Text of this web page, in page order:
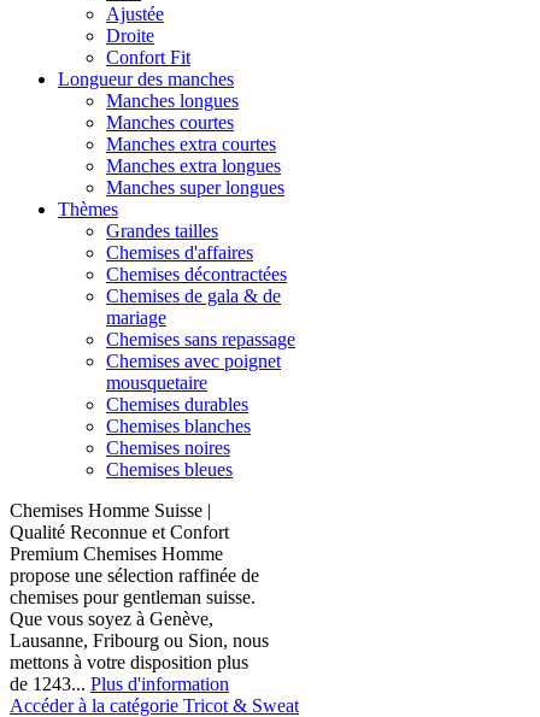
Ajustée
Droite
Confort Fit
Longueur des manches
Manches longues
Manches courtes
Manches extra courtes
Manches extra longues
Manches super longues
Thèmes
Grandes tailles
Chemises d'affaires
Chemises décontractées
Chemises de gala & de
mariage
Chemises sans repassage
Chemises avec poignet
mousquetaire
Chemises durables
Chemises blanches
Chemises noires
Chemises bleues
Chemises Homme Suisse |
Qualité Reconnue et Confort
Premium Chemises Homme
propose une sélection raffinée de
chemises pour gentleman suisse.
Que vous soyez à Genève,
Lausanne, Fribourg ou Sion, nous
mettons à votre disposition plus
de 1243... Plus d'information
Accéder à la catégorie Tricot & Sweat